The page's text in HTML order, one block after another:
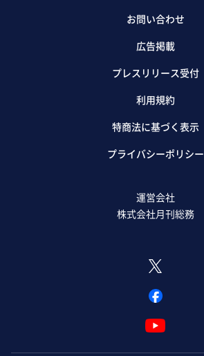
お問い合わせ
広告掲載
プレスリリース受付
利用規約
特商法に基づく表示
プライバシーポリシー
運営会社
株式会社月刊総務